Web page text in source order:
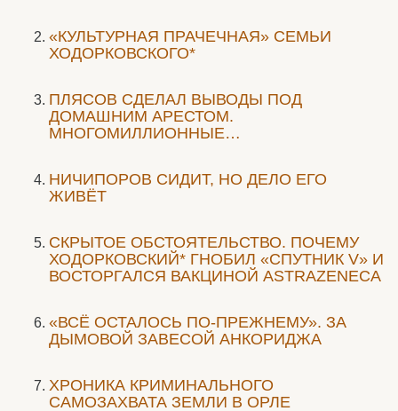
«КУЛЬТУРНАЯ ПРАЧЕЧНАЯ» СЕМЬИ
ХОДОРКОВСКОГО*
ПЛЯСОВ СДЕЛАЛ ВЫВОДЫ ПОД
ДОМАШНИМ АРЕСТОМ.
МНОГОМИЛЛИОННЫЕ…
НИЧИПОРОВ СИДИТ, НО ДЕЛО ЕГО
ЖИВЁТ
СКРЫТОЕ ОБСТОЯТЕЛЬСТВО. ПОЧЕМУ
ХОДОРКОВСКИЙ* ГНОБИЛ «СПУТНИК V» И
ВОСТОРГАЛСЯ ВАКЦИНОЙ ASTRAZENECA
«ВСЁ ОСТАЛОСЬ ПО-ПРЕЖНЕМУ». ЗА
ДЫМОВОЙ ЗАВЕСОЙ АНКОРИДЖА
ХРОНИКА КРИМИНАЛЬНОГО
САМОЗАХВАТА ЗЕМЛИ В ОРЛЕ